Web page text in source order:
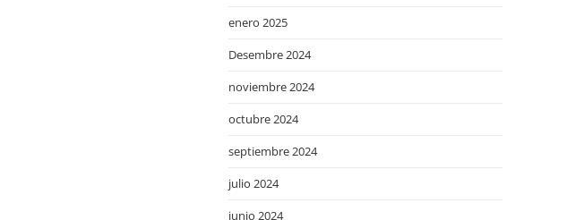
enero 2025
Desembre 2024
noviembre 2024
octubre 2024
septiembre 2024
julio 2024
junio 2024